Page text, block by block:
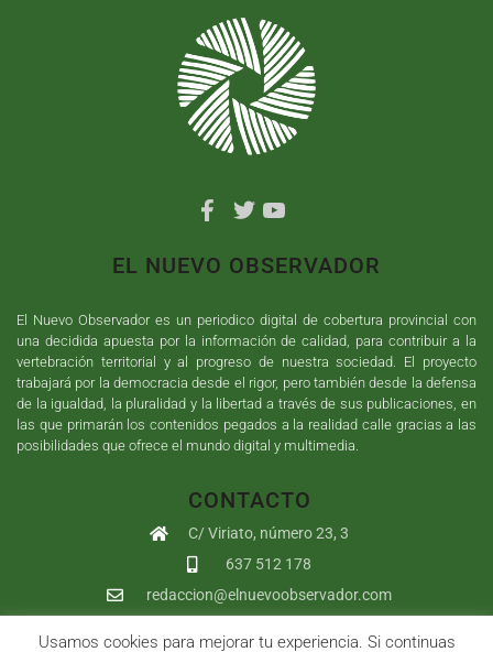
EL NUEVO OBSERVADOR
El Nuevo Observador es un periodico digital de cobertura provincial con
una decidida apuesta por la información de calidad, para contribuir a la
vertebración territorial y al progreso de nuestra sociedad. El proyecto
trabajará por la democracia desde el rigor, pero también desde la defensa
de la igualdad, la pluralidad y la libertad a través de sus publicaciones, en
las que primarán los contenidos pegados a la realidad calle gracias a las
posibilidades que ofrece el mundo digital y multimedia.
CONTACTO
C/ Viriato, número 23, 3
637 512 178
redaccion@elnuevoobservador.com
Usamos cookies para mejorar tu experiencia. Si continuas